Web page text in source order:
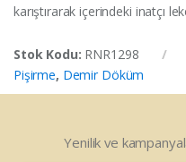
karıştırarak içerindeki inatçı
Stok Kodu: RNR1298
Pişirme, Demir Döküm
Yenilik ve